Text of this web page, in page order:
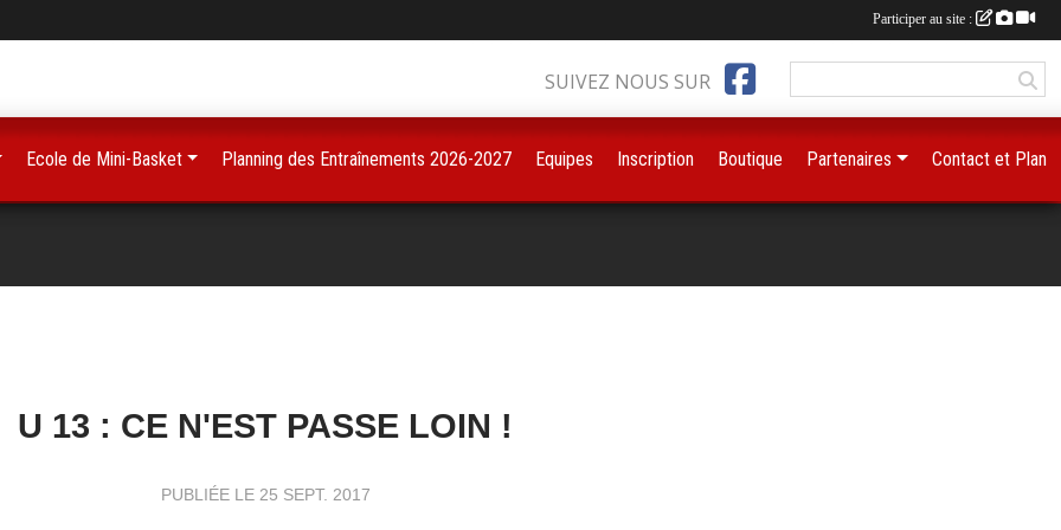
U 13 : CE N'EST PASSE LOIN !
PUBLIÉE LE 25 SEPT. 2017
SUIVEZ NOUS SUR
Ecole de Mini-Basket Planning des Entraînements 2026-2027 Equipes Inscription Boutique Partenaires Contact et Plan
Participer au site :